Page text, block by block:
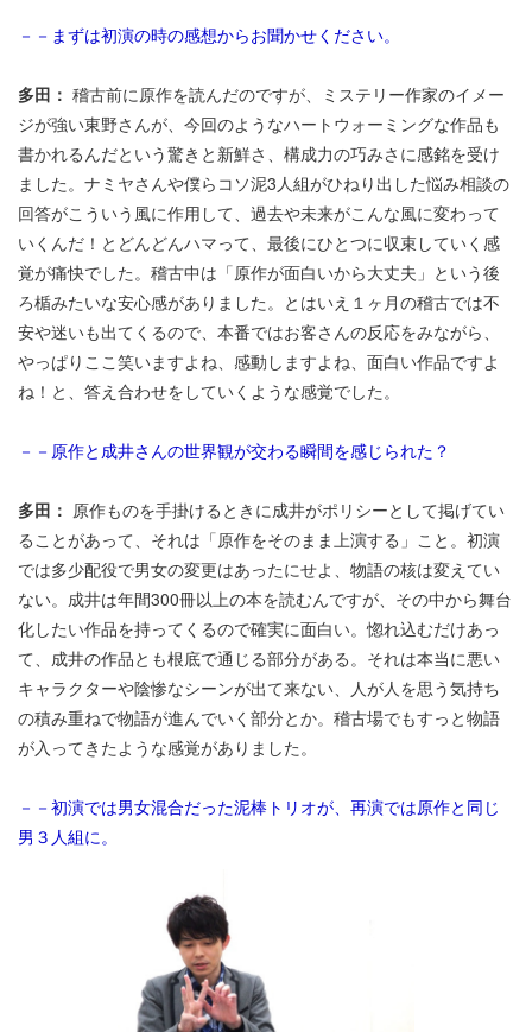
－－まずは初演の時の感想からお聞かせください。
多田： 稽古前に原作を読んだのですが、ミステリー作家のイメー
ジが強い東野さんが、今回のようなハートウォーミングな作品も
書かれるんだという驚きと新鮮さ、構成力の巧みさに感銘を受け
ました。ナミヤさんや僕らコソ泥3人組がひねり出した悩み相談の
回答がこういう風に作用して、過去や未来がこんな風に変わって
いくんだ！とどんどんハマって、最後にひとつに収束していく感
覚が痛快でした。稽古中は「原作が面白いから大丈夫」という後
ろ楯みたいな安心感がありました。とはいえ１ヶ月の稽古では不
安や迷いも出てくるので、本番ではお客さんの反応をみながら、
やっぱりここ笑いますよね、感動しますよね、面白い作品ですよ
ね！と、答え合わせをしていくような感覚でした。
－－原作と成井さんの世界観が交わる瞬間を感じられた？
多田： 原作ものを手掛けるときに成井がポリシーとして掲げてい
ることがあって、それは「原作をそのまま上演する」こと。初演
では多少配役で男女の変更はあったにせよ、物語の核は変えてい
ない。成井は年間300冊以上の本を読むんですが、その中から舞台
化したい作品を持ってくるので確実に面白い。惚れ込むだけあっ
て、成井の作品とも根底で通じる部分がある。それは本当に悪い
キャラクターや陰惨なシーンが出て来ない、人が人を思う気持ち
の積み重ねで物語が進んでいく部分とか。稽古場でもすっと物語
が入ってきたような感覚がありました。
－－初演では男女混合だった泥棒トリオが、再演では原作と同じ
男３人組に。